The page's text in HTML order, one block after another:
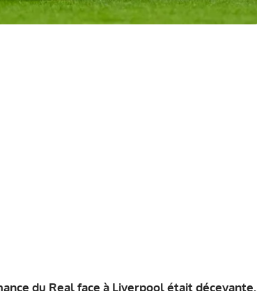
du Real face à Liverpool était décevante.